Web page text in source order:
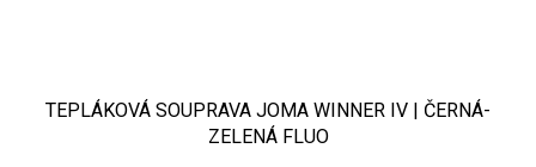
TEPLÁKOVÁ SOUPRAVA JOMA WINNER IV | ČERNÁ-
ZELENÁ FLUO